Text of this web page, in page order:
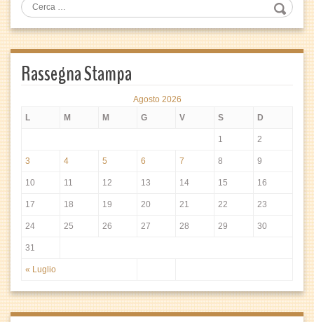
Rassegna Stampa
Agosto 2026
L
M M G V S D
« Luglio
1 2
3 4 5 6 7 8 9
10 11 12 13 14 15 16
17 18 19 20 21 22 23
24 25 26 27 28 29 30
31